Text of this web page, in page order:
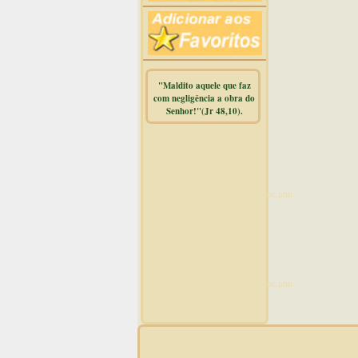
"Maldito aquele que faz
com negligência a obra do
Senhor!"(Jr 48,10).
/home/dicionar/public_html/online.php
/home/dicionar/public_html/online.php